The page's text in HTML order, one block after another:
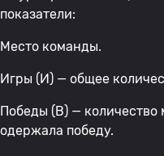
показатели:
Место команды.
Игры (И) — общее
Победы (В) — количество
одержала победу.